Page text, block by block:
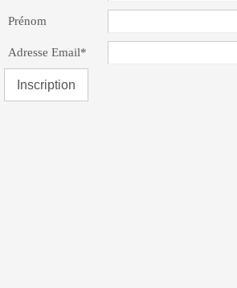
Prénom
Adresse Email*